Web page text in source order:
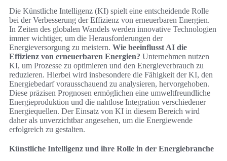
Die Künstliche Intelligenz (KI) spielt eine entscheidende Rolle
bei der Verbesserung der Effizienz von erneuerbaren Energien.
In Zeiten des globalen Wandels werden innovative Technologien
immer wichtiger, um die Herausforderungen der
Energieversorgung zu meistern. Wie beeinflusst AI die
Effizienz von erneuerbaren Energien? Unternehmen nutzen
KI, um Prozesse zu optimieren und den Energieverbrauch zu
reduzieren. Hierbei wird insbesondere die Fähigkeit der KI, den
Energiebedarf vorausschauend zu analysieren, hervorgehoben.
Diese präzisen Prognosen ermöglichen eine umweltfreundliche
Energieproduktion und die nahtlose Integration verschiedener
Energiequellen. Der Einsatz von KI in diesem Bereich wird
daher als unverzichtbar angesehen, um die Energiewende
erfolgreich zu gestalten.
Künstliche Intelligenz und ihre Rolle in der Energiebranche